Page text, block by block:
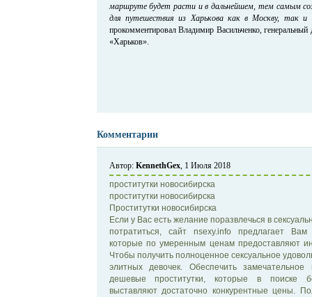
маршруте будет расти и в дальнейшем, тем самым
для путешествия из Харькова как в Москву, так
прокомментировал Владимир Васильченко,
«Харьков».
Комментарии
Автор: KennethGex, 1 Июля 2018
проститутки новосибирска
проститутки новосибирска
Проститутки новосибирска
Если у Вас есть желание поразвлечься в
потратиться, сайт nsexy.info предлагает
которые по умеренным ценам предоставляют
Чтобы получить полноценное сексуальное
элитных девочек. Обеспечить
дешевые проститутки, которые в поиске
выставляют достаточно конкурентные цены.